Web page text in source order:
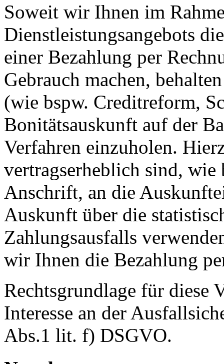
Soweit wir Ihnen im
Dienstleistungsangebots
einer Bezahlung per
Gebrauch machen,
(wie bspw. Creditreform,
Bonitätsauskunft auf der
Verfahren einzuholen.
vertragserheblich sind,
Anschrift, an die
Auskunft über die
Zahlungsausfalls
wir Ihnen die Bezahlung
Rechtsgrundlage für diese
Interesse an der
Abs.1 lit. f) DSGVO.